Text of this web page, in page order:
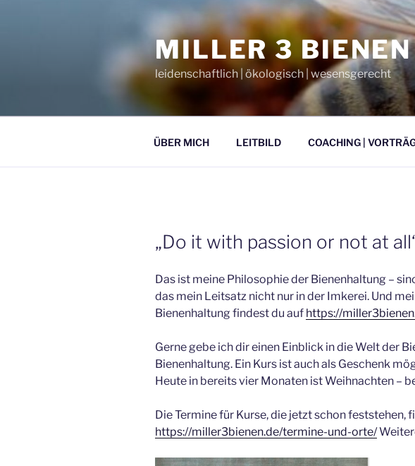
MILLER 3 BIENEN
leidenschaftlich | ökologisch | wesensgerecht
ÜBER MICH LEITBILD COACHING |
„Do it with passion or not at
Das ist meine Philosophie der Bienenhaltung –
das mein Leitsatz nicht nur in der Imkerei. Und
Bienenhaltung findest du auf https://
Gerne gebe ich dir einen Einblick in die Welt der
Bienenhaltung. Ein Kurs ist auch als Geschenk
Heute in bereits vier Monaten ist Weihnachten –
Die Termine für Kurse, die jetzt schon feststehen,
https://miller3bienen.de/termine-und-orte/